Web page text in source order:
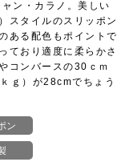
ン・カラノ。美しい
スタイルのスリッポン
ある配色もポイントで
ており適度に柔らかさ
コンバースの30ｃｍ
ｇ）が28cmでちょう
ン